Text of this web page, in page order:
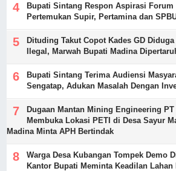
Bupati Sintang Respon Aspirasi
Pertemukan Supir, Pertamina dan
Dituding Takut Copot Kades GD
Ilegal, Marwah Bupati Madina
Bupati Sintang Terima Audiensi
Sengatap, Adukan Masalah Dengan
Dugaan Mantan Mining Engineering
Membuka Lokasi PETI di Desa Sayur
Madina Minta APH Bertindak
Warga Desa Kubangan Tompek Demo
Kantor Bupati Meminta Keadilan Lahan